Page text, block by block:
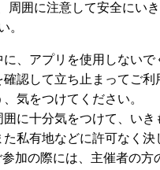
周囲に注意して安全にい
。
、アプリを使用しないで
認して立ち止まってご利
気をつけてください。
に十分気をつけて、いき
私有地などに許可なく決
加の際には、主催者の